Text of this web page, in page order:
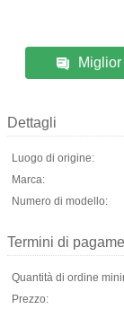
Dettagli
Luogo di origine:
Marca:
Numero di modello:
Termini di
Quantità di ordine
Prezzo: